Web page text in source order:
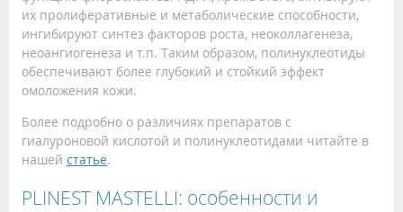
их пролиферативные и метаболические способности,
ингибируют синтез факторов роста, неоколлагенеза,
неоангиогенеза и т.п. Таким образом, полинуклеотиды
обеспечивают более глубокий и стойкий эффект
омоложения кожи.
Более подробно о различиях препаратов с
гиалуроновой кислотой и полинуклеотидами читайте в
нашей статье.
PLINEST MASTELLI: особенности и